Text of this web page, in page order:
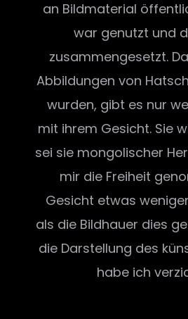
an Bildmaterial
war genutzt und
zusammengesetzt.
Abbildungen von
wurden, gibt es nur
mit ihrem Gesicht. Sie
sei sie mongolischer
mir die Freiheit
Gesicht etwas
als die Bildhauer dies
die Darstellung des
habe ich